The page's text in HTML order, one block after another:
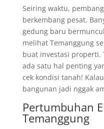
Seiring waktu,
berkembang pesat.
gedung baru
melihat Temanggung
buat investasi properti.
ada satu hal penting
cek kondisi tanah!
bangunan jadi nggak
Pertumbuhan
Temanggung